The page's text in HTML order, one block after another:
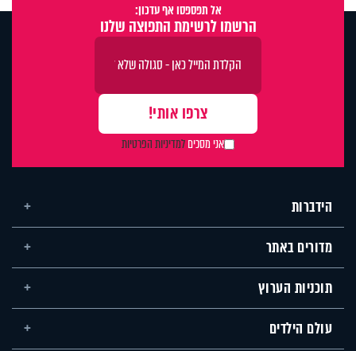
אל תפספסו אף עדכון:
הרשמו לרשימת התפוצה שלנו
אני מסכיםלמדיניות הפרטיות
הידברות
מדורים באתר
תוכניות הערוץ
עולם הילדים